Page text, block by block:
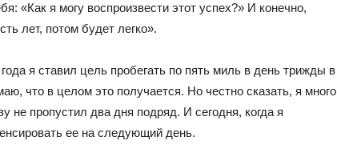
«Как я могу воспроизвести этот успех?» И конечно,
лет, потом будет легко».
я ставил цель пробегать по пять миль в день трижды в
что в целом это получается. Но честно сказать, я много
не пропустил два дня подряд. И сегодня, когда я
ее на следующий день.